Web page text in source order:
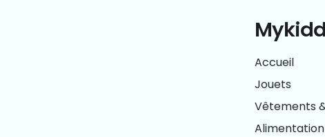
Accueil
Jouets
Vêtements